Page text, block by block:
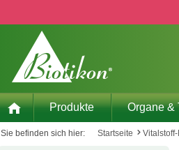
Produkte Organe &
Sie befinden sich hier: Startseite